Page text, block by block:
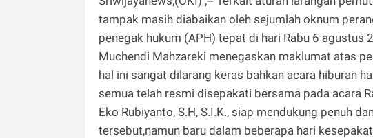
tampak masih diabaikan oleh sejumlah oknum
penegak hukum (APH) tepat di hari Rabu 6 agustus
Muchendi Mahzareki menegaskan maklumat atas
hal ini sangat dilarang keras bahkan acara hiburan
semua telah resmi disepakati bersama pada acara
Eko Rubiyanto, S.H, S.I.K., siap mendukung penuh
tersebut,namun baru dalam beberapa hari